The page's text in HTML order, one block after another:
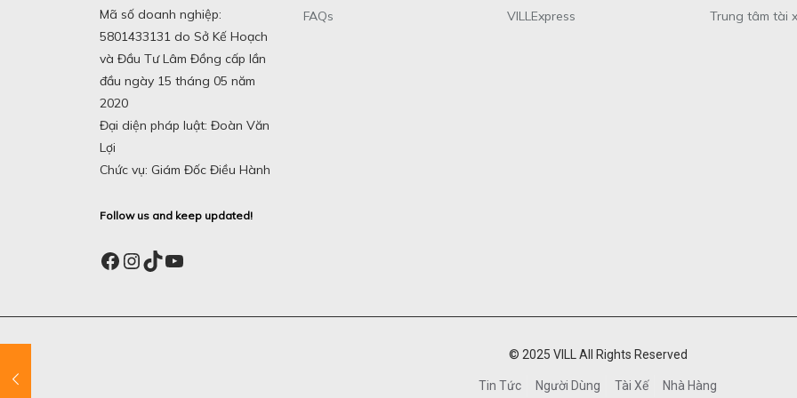
Mã số doanh nghiệp:
5801433131 do Sở Kế Hoạch
và Đầu Tư Lâm Đồng cấp lần
đầu ngày 15 tháng 05 năm
2020
Đại diện pháp luật: Đoàn Văn
Lợi
Chức vụ: Giám Đốc Điều Hành
Follow us and keep updated!
Facebook
Instagram
TikTok
YouTube
FAQs VILLExpress Trung tâm tài
© 2025 VILL All Rights Reserved
Tin Tức Người Dùng Tài Xế Nhà Hàng